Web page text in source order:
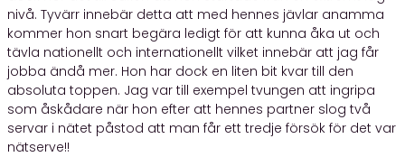
nivå. Tyvärr innebär detta att med hennes jävlar anamma
kommer hon snart begära ledigt för att kunna åka ut och
tävla nationellt och internationellt vilket innebär att jag får
jobba ändå mer. Hon har dock en liten bit kvar till den
absoluta toppen. Jag var till exempel tvungen att ingripa
som åskådare när hon efter att hennes partner slog två
servar i nätet påstod att man får ett tredje försök för det var
nätserve!!